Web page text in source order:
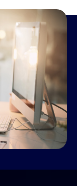
evden veya
olarak
ve
ürün ve